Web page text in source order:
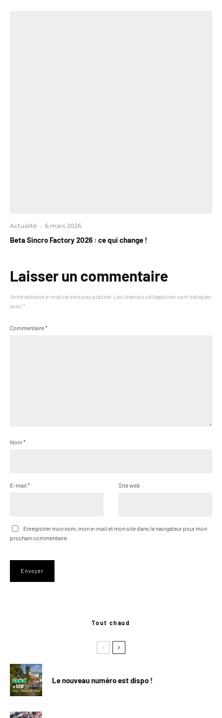
Actualité · 6 mars 2026
Beta Sincro Factory 2026 : ce qui change !
Laisser un commentaire
Votre adresse e-mail ne sera pas publiée. Les champs obligatoires sont indiqués
avec *
Commentaire*
Nom *
E-mail * Site web
Enregistrer mon nom, mon e-mail et mon site dans le navigateur pour mon
prochain commentaire.
Tout chaud
Le nouveau numéro est dispo !